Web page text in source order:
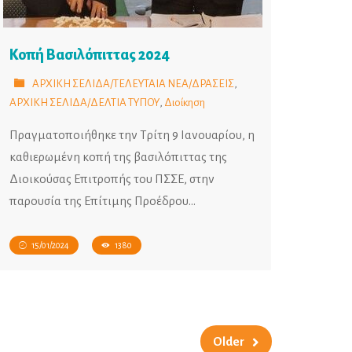
Κοπή Βασιλόπιττας 2024
ΑΡΧΙΚΗ ΣΕΛΙΔΑ/ΤΕΛΕΥΤΑΙΑ ΝΕΑ/ΔΡΑΣΕΙΣ,
ΑΡΧΙΚΗ ΣΕΛΙΔΑ/ΔΕΛΤΙΑ ΤΥΠΟΥ, Διοίκηση
Πραγματοποιήθηκε την Τρίτη 9 Ιανουαρίου, η
καθιερωμένη κοπή της βασιλόπιττας της
Διοικούσας Επιτροπής του ΠΣΣΕ, στην
παρουσία της Επίτιμης Προέδρου…
15/01/2024 1380
Older